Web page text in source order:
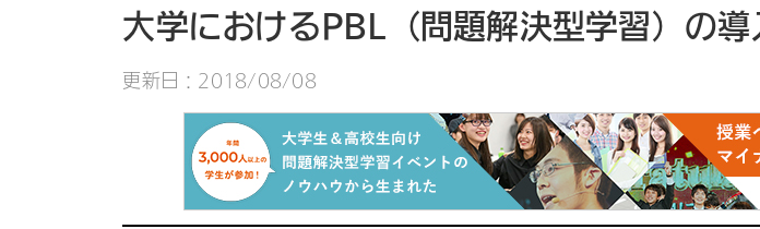
お問い合わせ大学におけるPBL（問題解決型学習）の
更新日：2018/08/08